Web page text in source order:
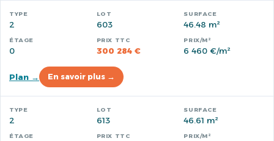
2 603 46.48 m²
0 300 284 € 6 460 €/m²
Plan → En savoir plus →
2 613 46.61 m²